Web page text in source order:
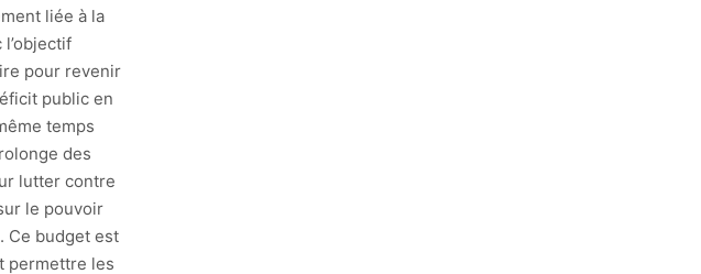
liée à la
pour revenir
public en
temps
des
lutter contre
le pouvoir
Ce budget est
permettre les